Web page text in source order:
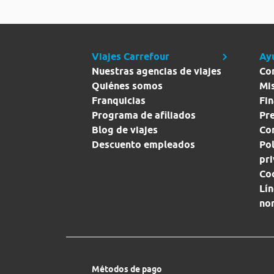
Viajes Carrefour
Nuestras agencias de viajes
Quiénes somos
Franquicias
Programa de afiliados
Blog de viajes
Descuento empleados
Métodos de pago